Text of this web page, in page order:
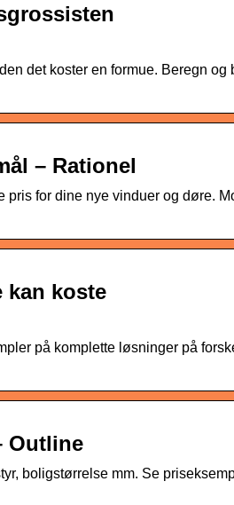
det koster en formue. Beregn og
– Rationel
for dine nye vinduer og døre.
kan koste
på komplette løsninger på
Outline
boligstørrelse mm. Se